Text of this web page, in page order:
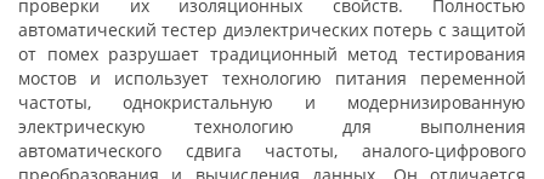
проверки их изоляционных свойств. Полностью
автоматический тестер диэлектрических потерь с защитой
от помех разрушает традиционный метод тестирования
мостов и использует технологию питания переменной
частоты, однокристальную и модернизированную
электрическую технологию для выполнения
автоматического сдвига частоты, аналого-цифрового